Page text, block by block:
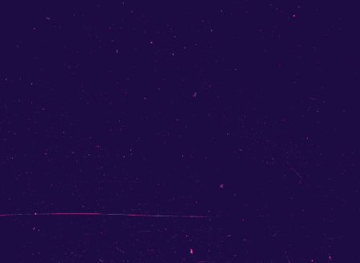
QUIET TREE
LA NEFERA
POLARBAEREN
DIOSMOS
MELINA NORA UND CHOR
MIGI & RUBÉN
THE ATTYCS
MATHIAS LANDTWING
QUARTETT
SALUT LES COPAINS
MICHAEL DOMINIQUE (DJ